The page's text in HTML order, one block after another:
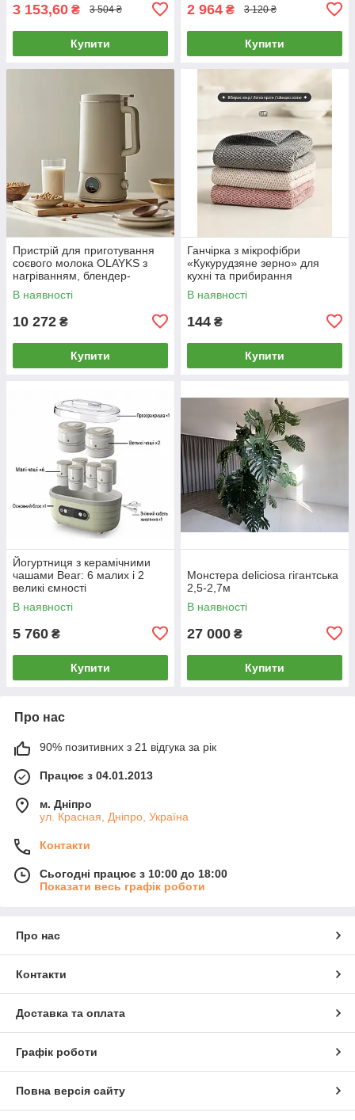
3 153,60 ₴ 3 504 ₴
Купити
2 964 ₴ 3 120 ₴
Купити
Пристрій для приготування
соєвого молока OLAYKS з
нагріванням, блендер-
соєварка, 1 л
В наявності
10 272 ₴
Купити
Ганчірка з мікрофібри
«Кукурудзяне зерно» для
кухні та прибирання
В наявності
144 ₴
Купити
Йогуртниця з керамічними
чашами Bear: 6 малих і 2
великі ємності
В наявності
5 760 ₴
Купити
Монстера deliciosa гігантська
2,5-2,7м
В наявності
27 000 ₴
Купити
Про нас
90% позитивних з 21 відгука за рік
Працює з 04.01.2013
м. Дніпро
ул. Красная, Дніпро, Україна
Контакти
Сьогодні працює з 10:00 до 18:00
Показати весь графік роботи
Про нас
Контакти
Доставка та оплата
Графік роботи
Повна версія сайту